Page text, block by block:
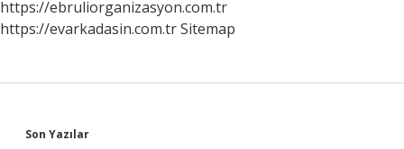
https://ebruliorganizasyon.com.tr
https://evarkadasin.com.trSitemap
Son Yazılar